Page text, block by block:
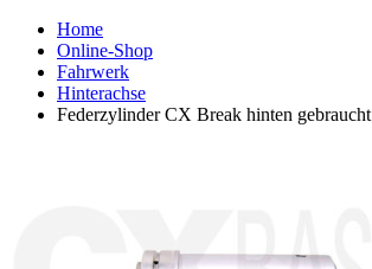
Home
Online-Shop
Fahrwerk
Hinterachse
Federzylinder CX Break hinten gebraucht